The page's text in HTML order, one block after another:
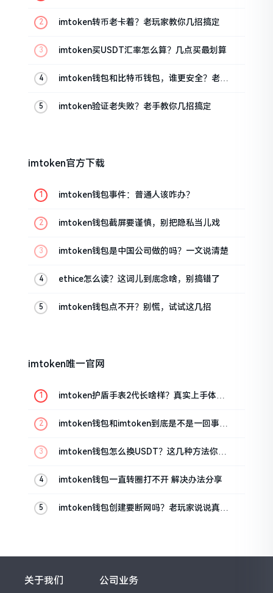
imtoken转币老卡着？老玩家教你几招搞定
imtoken买USDT汇率怎么算？几点买最划算
imtoken钱包和比特币钱包，谁更安全？老玩
imtoken验证老失败？老手教你几招搞定
imtoken官方下载
imtoken钱包事件：普通人该咋办？
imtoken钱包截屏要谨慎，别把隐私当儿戏
imtoken钱包是中国公司做的吗？一文说清楚
ethice怎么读？这词儿到底念啥，别搞错了
imtoken钱包点不开？别慌，试试这几招
imtoken唯一官网
imtoken护盾手表2代长啥样？真实上手体验
imtoken钱包和imtoken到底是不是一回事？
imtoken钱包怎么换USDT？这几种方法你得
imtoken钱包一直转圈打不开 解决办法分享
imtoken钱包创建要断网吗？老玩家说说真实
关于我们 公司业务